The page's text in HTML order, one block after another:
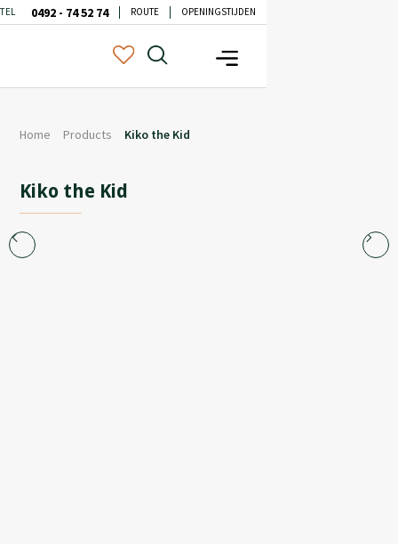
TEL 0492 - 74 52 74 ROUTE OPENINGSTIJDEN
Home Products Kiko the Kid
Kiko the Kid